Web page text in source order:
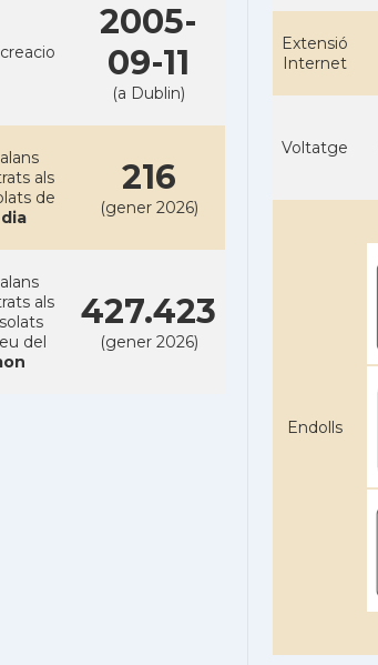
2005-
09-11
(a Dublin)
als
de
216
(gener 2026)
als
del
427.423
(gener 2026)
Extensió
Internet
Voltatge
Endolls